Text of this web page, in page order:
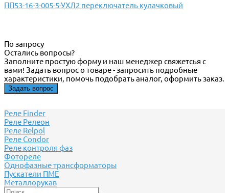
ПП53-16-3-005-5-УХЛ2 переключатель кулачковый
По запросу
Остались вопросы?
Заполните простую форму и наш менеджер свяжетсья с
вами! Задать вопрос о товаре - запросить подробные
характеристики, помочь подобрать аналог, оформить заказ.
Задать вопрос
Реле Finder
Реле Релеон
Реле Relpol
Реле Сondor
Реле контроля фаз
Фотореле
Однофазные трансформаторы
Пускатели ПМЕ
Металлорукав